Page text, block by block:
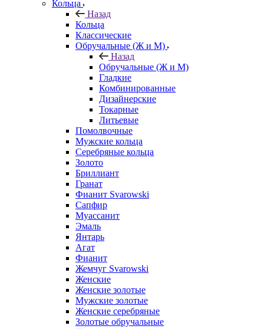
Кольца
Назад
Кольца
Классические
Обручальные (Ж и М)
Назад
Обручальные (Ж и М)
Гладкие
Комбинированные
Дизайнерские
Токарные
Литьевые
Помолвочные
Мужские кольца
Серебряные кольца
Золото
Бриллиант
Гранат
Фианит Svarowski
Сапфир
Муассанит
Эмаль
Янтарь
Агат
Фианит
Жемчуг Svarowski
Женские
Женские золотые
Мужские золотые
Женские серебряные
Золотые обручальные